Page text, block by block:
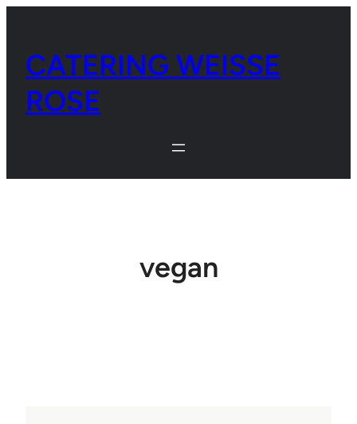
springen
CATERING WEISSE
ROSE
vegan